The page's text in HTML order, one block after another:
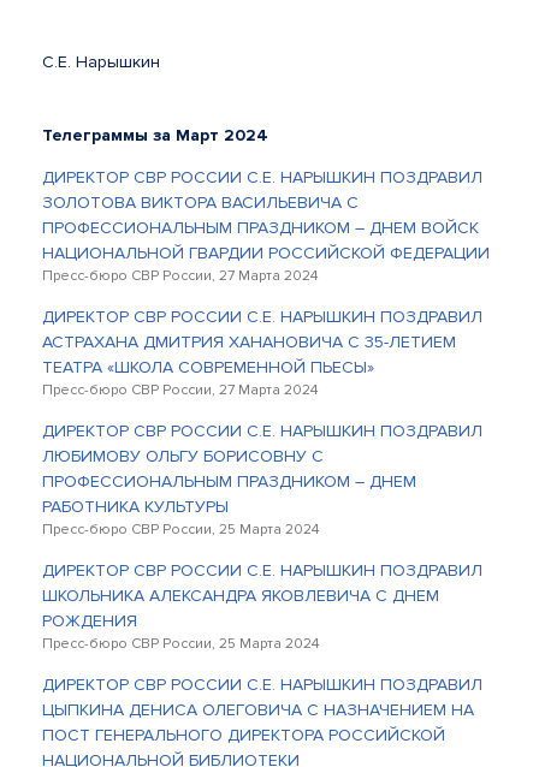
С.Е. Нарышкин
Телеграммы за Март 2024
ДИРЕКТОР СВР РОССИИ С.Е. НАРЫШКИН ПОЗДРАВИЛ
ЗОЛОТОВА ВИКТОРА ВАСИЛЬЕВИЧА С
ПРОФЕССИОНАЛЬНЫМ ПРАЗДНИКОМ – ДНЕМ ВОЙСК
НАЦИОНАЛЬНОЙ ГВАРДИИ РОССИЙСКОЙ ФЕДЕРАЦИИ
Пресс-бюро СВР России, 27 Марта 2024
ДИРЕКТОР СВР РОССИИ С.Е. НАРЫШКИН ПОЗДРАВИЛ
АСТРАХАНА ДМИТРИЯ ХАНАНОВИЧА С 35-ЛЕТИЕМ
ТЕАТРА «ШКОЛА СОВРЕМЕННОЙ ПЬЕСЫ»
Пресс-бюро СВР России, 27 Марта 2024
ДИРЕКТОР СВР РОССИИ С.Е. НАРЫШКИН ПОЗДРАВИЛ
ЛЮБИМОВУ ОЛЬГУ БОРИСОВНУ С
ПРОФЕССИОНАЛЬНЫМ ПРАЗДНИКОМ – ДНЕМ
РАБОТНИКА КУЛЬТУРЫ
Пресс-бюро СВР России, 25 Марта 2024
ДИРЕКТОР СВР РОССИИ С.Е. НАРЫШКИН ПОЗДРАВИЛ
ШКОЛЬНИКА АЛЕКСАНДРА ЯКОВЛЕВИЧА С ДНЕМ
РОЖДЕНИЯ
Пресс-бюро СВР России, 25 Марта 2024
ДИРЕКТОР СВР РОССИИ С.Е. НАРЫШКИН ПОЗДРАВИЛ
ЦЫПКИНА ДЕНИСА ОЛЕГОВИЧА С НАЗНАЧЕНИЕМ НА
ПОСТ ГЕНЕРАЛЬНОГО ДИРЕКТОРА РОССИЙСКОЙ
НАЦИОНАЛЬНОЙ БИБЛИОТЕКИ